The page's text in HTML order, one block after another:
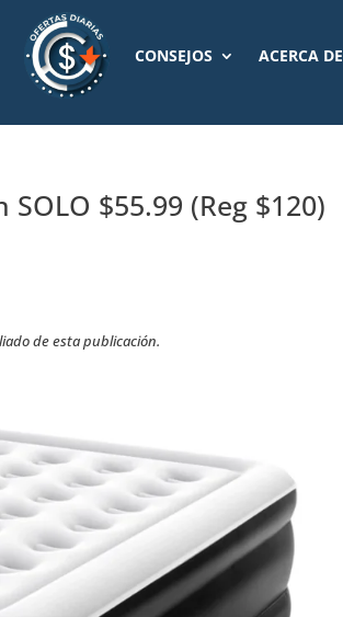
CONSEJOS ACERCA DE
$55.99 (Reg $120)
de esta publicación.